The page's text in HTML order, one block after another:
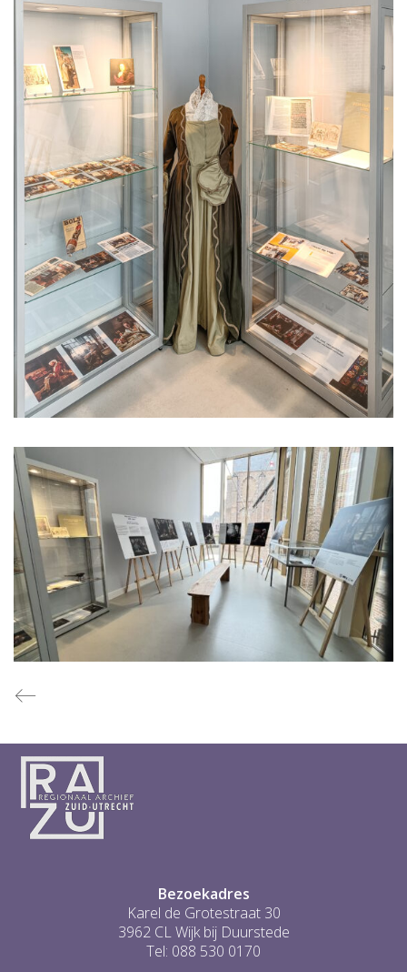
Bezoekadres
Karel de Grotestraat 30
3962 CL Wijk bij Duurstede
Tel: 088 530 0170